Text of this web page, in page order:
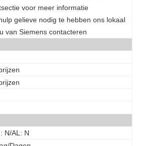
voor meer informatie
gelieve nodig te hebben ons lokaal
van Siemens contacteren
N/AL: N